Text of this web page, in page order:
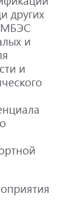
других
МБЭС
и
и